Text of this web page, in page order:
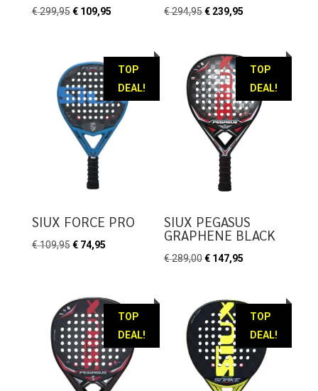
€299,95 Oorspronkelijke
€ 299,95.
€109,95Huidige
€ 109,95.
€294,95Oorspronkelijke
€ 294,95.
€ 239,95
€ 239,95.
TOP
DEAL!
SIUX FORCE PRO
€109,95 Oorspronkelijke
€ 109,95.
€74,95Huidige
€ 74,95.
TOP
DEAL!
SIUX PEGASUS
GRAPHENE BLACK
€289,00Oorspronkelijke
€ 289,00.
€ 147,95
€ 147,95.
TOP
DEAL!
TOP
DEAL!